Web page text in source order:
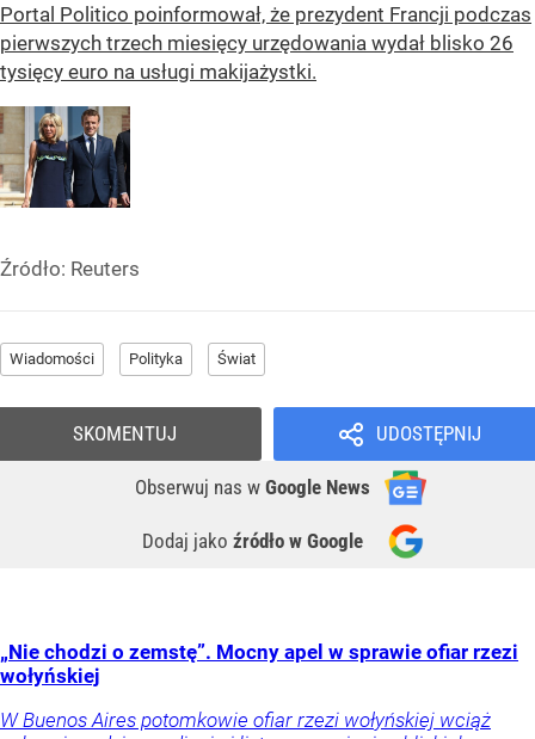
Portal Politico poinformował, że prezydent Francji podczas
pierwszych trzech miesięcy urzędowania wydał blisko 26
tysięcy euro na usługi makijażystki.
Źródło: Reuters
Wiadomości Polityka Świat
UDOSTĘPNIJ
Obserwuj nas w Google News
Dodaj jako źródło w Google
SKOMENTUJ
„Nie chodzi o zemstę”. Mocny apel w sprawie ofiar rzezi
wołyńskiej
W Buenos Aires potomkowie ofiar rzezi wołyńskiej wciąż